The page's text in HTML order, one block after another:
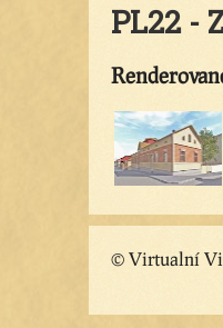
PL22 -
© Virtualní